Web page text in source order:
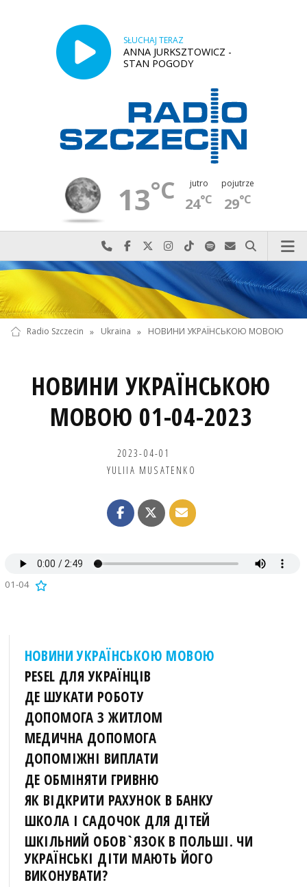
SŁUCHAJ TERAZ
ANNA JURKSZTOWICZ -
STAN POGODY
13°C jutro
24°C
pojutrze
29°C
Najlepiej po prostu do nas zadzwoń
Odwiedź nas na Facebook-u
Odwiedź nas na X
Odwiedź nas na Instagram-ie
Odwiedź nas na TikTok-u
Szukaj nas na Spotify
Wyślij do nas
Szukaj
Radio Szczecin » Ukraina » НОВИНИ УКРАЇНСЬКОЮ МОВОЮ
НОВИНИ УКРАЇНСЬКОЮ
МОВОЮ 01-04-2023
2023-04-01
YULIIA MUSATENKO
01-04
НОВИНИ УКРАЇНСЬКОЮ МОВОЮ
PESEL ДЛЯ УКРАЇНЦІВ
ДЕ ШУКАТИ РОБОТУ
ДОПОМОГА З ЖИТЛОМ
МЕДИЧНА ДОПОМОГА
ДОПОМІЖНІ ВИПЛАТИ
ДЕ ОБМІНЯТИ ГРИВНЮ
ЯК ВІДКРИТИ РАХУНОК В БАНКУ
ШКОЛА І САДОЧОК ДЛЯ ДІТЕЙ
ШКІЛЬНИЙ ОБОВ`ЯЗОК В ПОЛЬШІ. ЧИ
УКРАЇНСЬКІ ДІТИ МАЮТЬ ЙОГО
ВИКОНУВАТИ?